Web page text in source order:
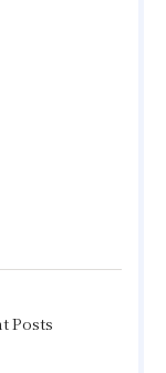
Posts